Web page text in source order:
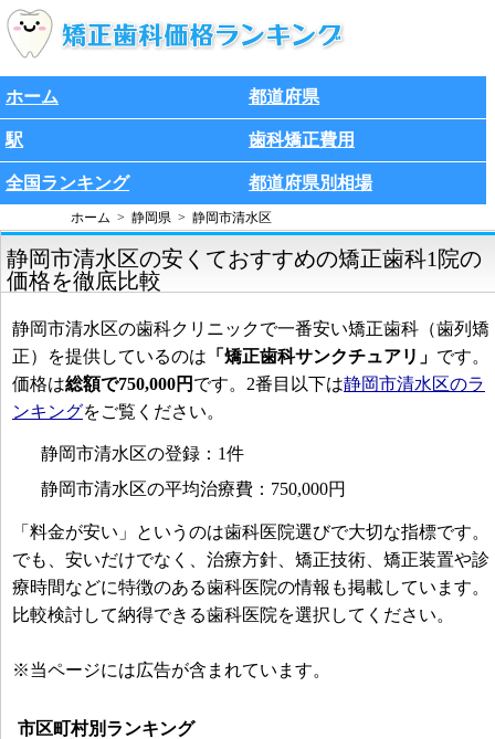
ホーム 都道府県
駅 歯科矯正費用
全国ランキング 都道府県別相場
ホーム 静岡県 静岡市清水区
静岡市清水区の安くておすすめの矯正歯科1院の
価格を徹底比較
静岡市清水区の歯科クリニックで一番安い矯正歯科（歯列矯
正）を提供しているのは 「矯正歯科サンクチュアリ」 です。
価格は総額で750,000円 です。2番目以下は静岡市清水区のラ
ンキングをご覧ください。
静岡市清水区の登録：1件
静岡市清水区の平均治療費：750,000円
「料金が安い」というのは歯科医院選びで大切な指標です。
でも、安いだけでなく、治療方針、矯正技術、矯正装置や診
療時間などに特徴のある歯科医院の情報も掲載しています。
比較検討して納得できる歯科医院を選択してください。
※当ページには広告が含まれています。
市区町村別ランキング